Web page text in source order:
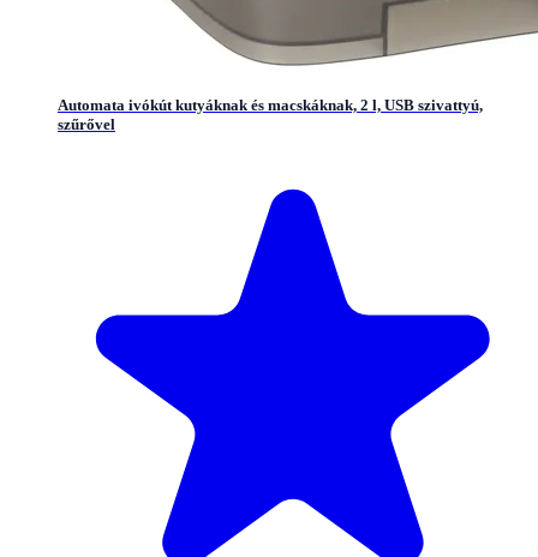
Automata ivókút kutyáknak és macskáknak, 2 l, USB szivattyú,
szűrővel